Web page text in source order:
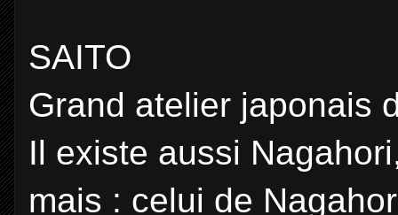
SAITO
Grand atelier japonais
Il existe aussi
mais : celui de